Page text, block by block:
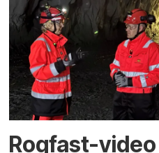
Rogfast-